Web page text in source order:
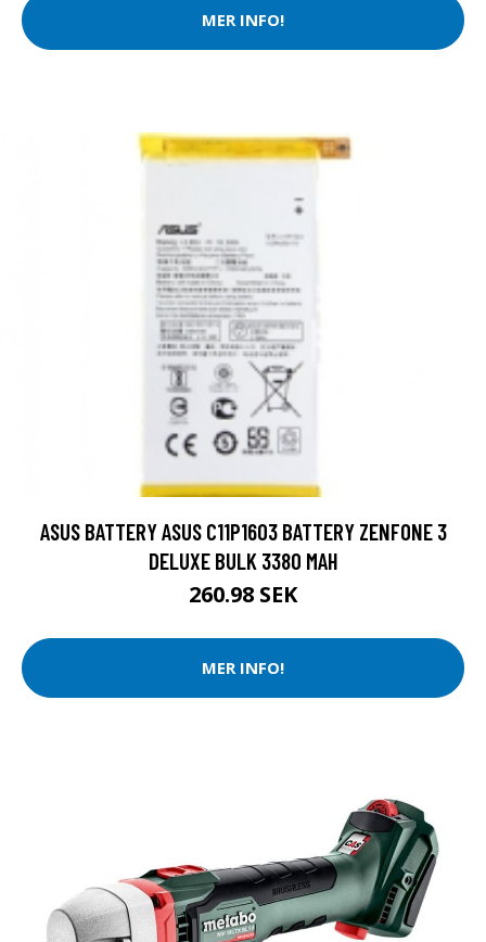
MER INFO!
ASUS BATTERY ASUS C11P1603 BATTERY ZENFONE 3
DELUXE BULK 3380 MAH
260.98 SEK
MER INFO!